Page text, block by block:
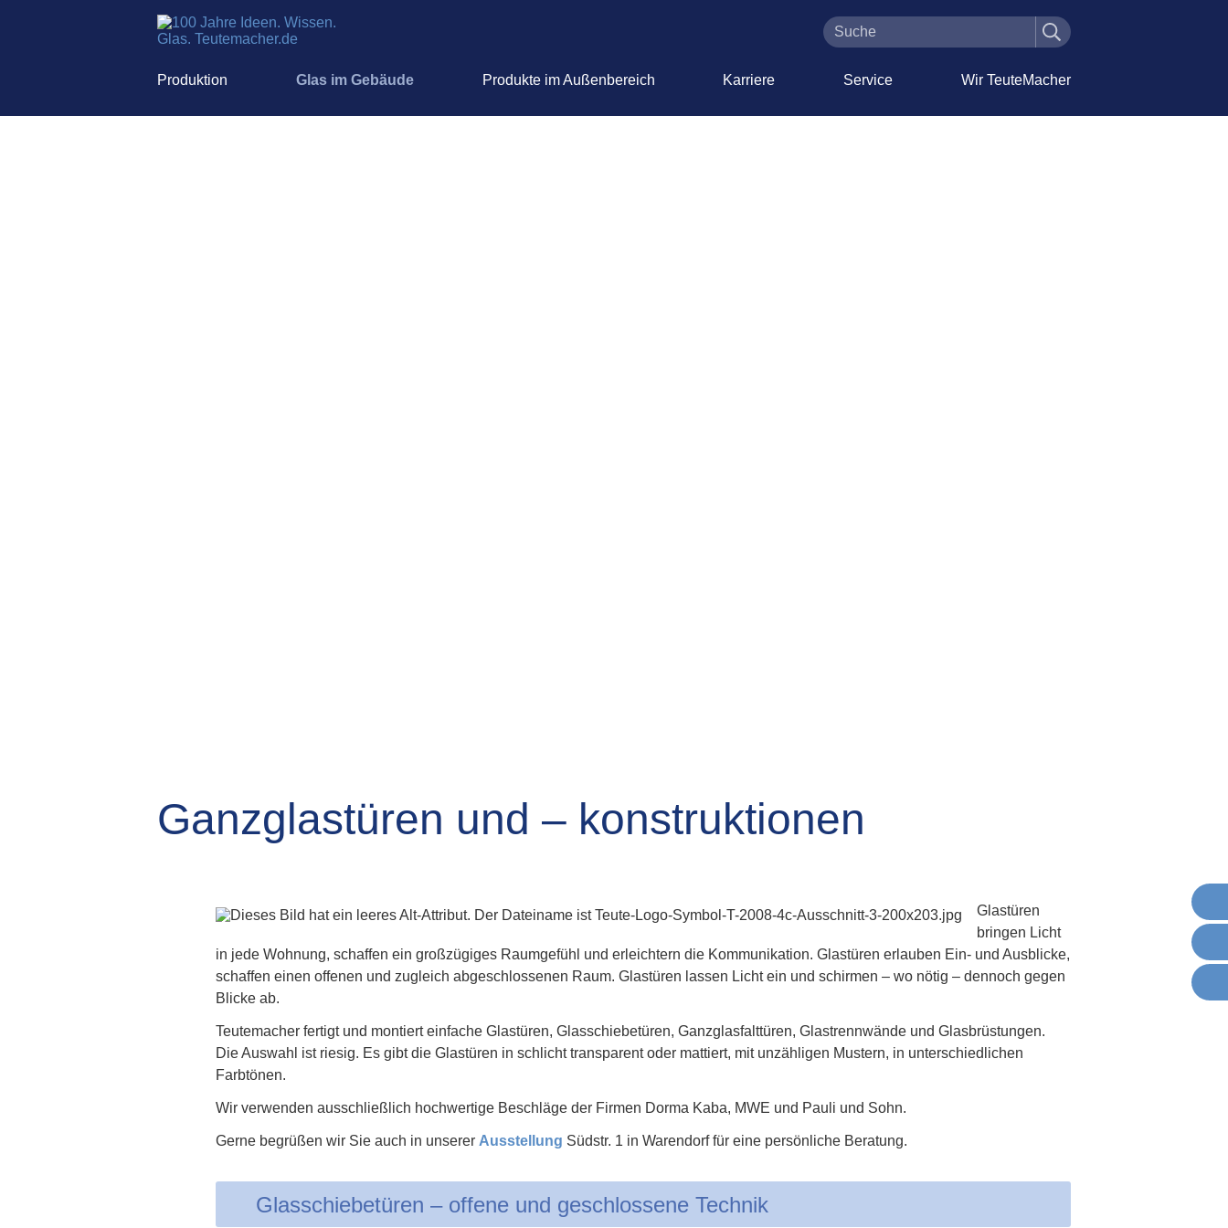
Produktion Glas im Gebäude Produkte im Außenbereich Karriere Service Wir TeuteMacher
Ganzglastüren und – konstruktionen
Glastüren
bringen Licht
in jede Wohnung, schaffen ein großzügiges Raumgefühl und erleichtern die Kommunikation. Glastüren erlauben Ein- und Ausblicke,
schaffen einen offenen und zugleich abgeschlossenen Raum. Glastüren lassen Licht ein und schirmen – wo nötig – dennoch gegen
Blicke ab.
Teutemacher fertigt und montiert einfache Glastüren, Glasschiebetüren, Ganzglasfalttüren, Glastrennwände und Glasbrüstungen.
Die Auswahl ist riesig. Es gibt die Glastüren in schlicht transparent oder mattiert, mit unzähligen Mustern, in unterschiedlichen
Farbtönen.
Wir verwenden ausschließlich hochwertige Beschläge der Firmen Dorma Kaba, MWE und Pauli und Sohn.
Gerne begrüßen wir Sie auch in unserer Ausstellung Südstr. 1 in Warendorf für eine persönliche Beratung.
Glasschiebetüren – offene und geschlossene Technik